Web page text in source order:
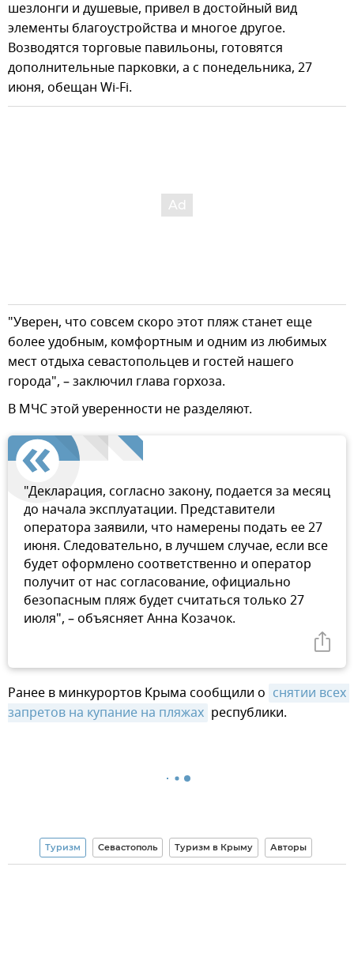
шезлонги и душевые, привел в достойный вид
элементы благоустройства и многое другое.
Возводятся торговые павильоны, готовятся
дополнительные парковки, а с понедельника, 27
июня, обещан Wi-Fi.
"Уверен, что совсем скоро этот пляж станет еще
более удобным, комфортным и одним из любимых
мест отдыха севастопольцев и гостей нашего
города", – заключил глава горхоза.
В МЧС этой уверенности не разделяют.
"Декларация, согласно закону, подается за месяц
до начала эксплуатации. Представители
оператора заявили, что намерены подать ее 27
июня. Следовательно, в лучшем случае, если все
будет оформлено соответственно и оператор
получит от нас согласование, официально
безопасным пляж будет считаться только 27
июля", – объясняет Анна Козачок.
Ранее в минкурортов Крыма сообщили о снятии всех
запретов на купание на пляжах республики.
Туризм Севастополь Туризм в Крыму Авторы